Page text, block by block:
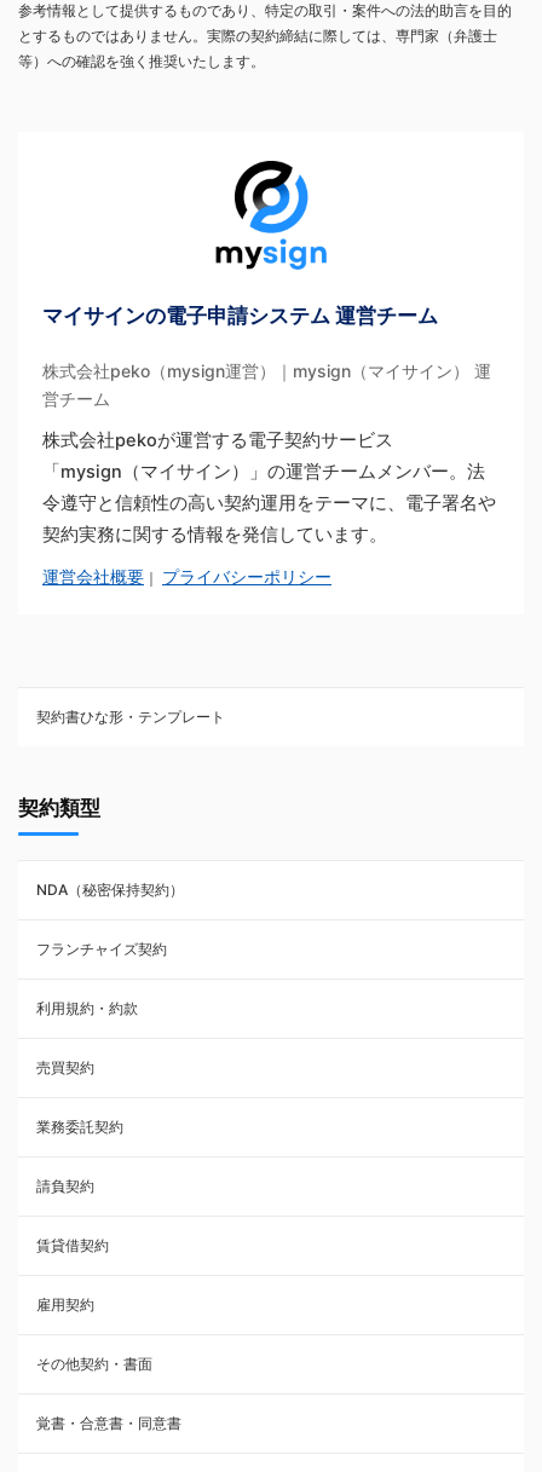
参考情報として提供するものであり、特定の取引・案件への法的助言を目的
とするものではありません。実際の契約締結に際しては、専門家（弁護士
等）への確認を強く推奨いたします。
マイサインの電子申請システム 運営チーム
株式会社peko（mysign運営）｜mysign（マイサイン） 運
営チーム
株式会社pekoが運営する電子契約サービス
「mysign（マイサイン）」の運営チームメンバー。法
令遵守と信頼性の高い契約運用をテーマに、電子署名や
契約実務に関する情報を発信しています。
運営会社概要 ｜ プライバシーポリシー
契約書ひな形・テンプレート
NDA（秘密保持契約）
業務委託契約
利用規約・約款
覚書・合意書・同意書
承諾書
雇用契約
その他契約・書面
売買契約
株主総会議事録・関連書類
請負契約
フランチャイズ契約
契約類型
NDA（秘密保持契約）
フランチャイズ契約
利用規約・約款
売買契約
業務委託契約
請負契約
賃貸借契約
雇用契約
その他契約・書面
覚書・合意書・同意書